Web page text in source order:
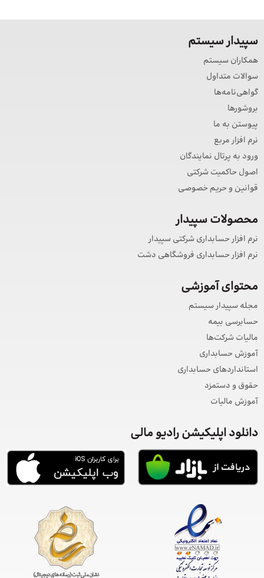
سپیدار سیستم
همکاران سیستم
سوالات متداول
گواهی‌نامه‌ها
بروشورها
پیوستن به ما
نرم افزار مربع
ورود به پرتال نمایندگان
اصول حاکمیت شرکتی
قوانین و حریم خصوصی
محصولات سپیدار
نرم افزار حسابداری شرکتی سپیدار
نرم افزار حسابداری فروشگاهی دشت
محتوای آموزشی
مجله سپیدار سیستم
حسابرسی بیمه
مالیات شرکت‌ها
آموزش حسابداری
استانداردهای حسابداری
حقوق و دستمزد
آموزش مالیات
دانلود اپلیکیشن رادیو مالی